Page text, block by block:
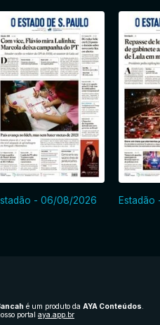
- 06/08/2026
é um produto da AYA Conteúdos
portal aya.app.br